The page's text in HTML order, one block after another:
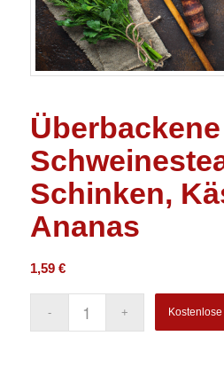
Überbackene
Schinken,
Ananas
1,59 €